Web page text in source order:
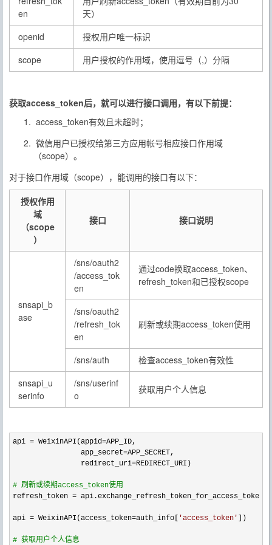
en
天）
openid
授权用户唯一标识
scope
用户授权的作用域，使用逗号（,）分隔
获取access_token后，就可以进行接口调用，有以下前提：
access_token有效且未超时；
微信用户已授权给第三方应用帐号相应接口作用域
（scope）。
对于接口作用域（scope），能调用的接口有以下：
授权作用
域
（scope
）
接口 接口说明
snsapi_b
ase
/sns/oauth2
/access_tok
en
通过code换取access_token、
refresh_token和已授权scope
/sns/oauth2
/refresh_tok
en
刷新或续期access_token使用
/sns/auth
检查access_token有效性
snsapi_u
serinfo
/sns/userinf
o
获取用户个人信息
api = WeixinAPI(appid=APP_ID,
                app_secret
=APP_SECRET,
                redirect_uri
=REDIRECT_URI)
# 刷新或续期access_token使用
refresh_token =
api = WeixinAPI(access_token=auth_info[ 'access_token ' ])
# 获取用户个人信息